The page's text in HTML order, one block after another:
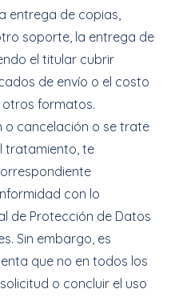
entrega de copias,
soporte, la entrega de
el titular cubrir
de envío o el costo
formatos.
o cancelación o se trate
tratamiento, te
con lo
de Protección de Datos
Sin embargo, es
que no en todos los
o concluir el uso